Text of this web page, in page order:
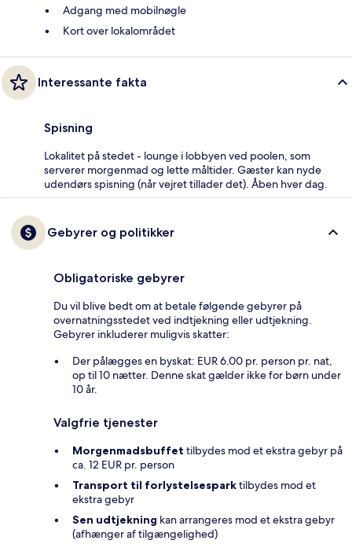
Adgang med mobilnøgle
Kort over lokalområdet
Interessante fakta
Spisning
Lokalitet på stedet - lounge i lobbyen ved poolen, som
serverer morgenmad og lette måltider. Gæster kan nyde
udendørs spisning (når vejret tillader det). Åben hver dag.
Gebyrer og politikker
Obligatoriske gebyrer
Du vil blive bedt om at betale følgende gebyrer på
overnatningsstedet ved indtjekning eller udtjekning.
Gebyrer inkluderer muligvis skatter:
Der pålægges en byskat: EUR 6.00 pr. person pr. nat,
op til 10 nætter. Denne skat gælder ikke for børn under
10 år.
Valgfrie tjenester
Morgenmadsbuffet tilbydes mod et ekstra gebyr på
ca. 12 EUR pr. person
Transport til forlystelsesparktilbydes mod et
ekstra gebyr
Sen udtjekning kan arrangeres mod et ekstra gebyr
(afhænger af tilgængelighed)